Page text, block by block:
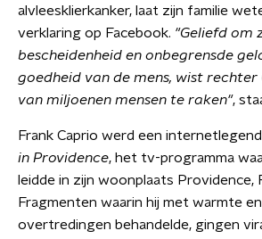
alvleesklierkanker, laat zijn familie
verklaring op Facebook. "Geliefd om
bescheidenheid en onbegrensde
goedheid van de mens, wist rechter
van miljoenen mensen te raken",
Frank Caprio werd een
in Providence, het tv-programma
leidde in zijn woonplaats Providence,
Fragmenten waarin hij met warmte
overtredingen behandelde, gingen